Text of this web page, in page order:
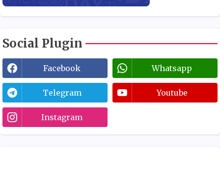
Social Plugin
Facebook Whatsapp
Telegram Youtube
Instagram